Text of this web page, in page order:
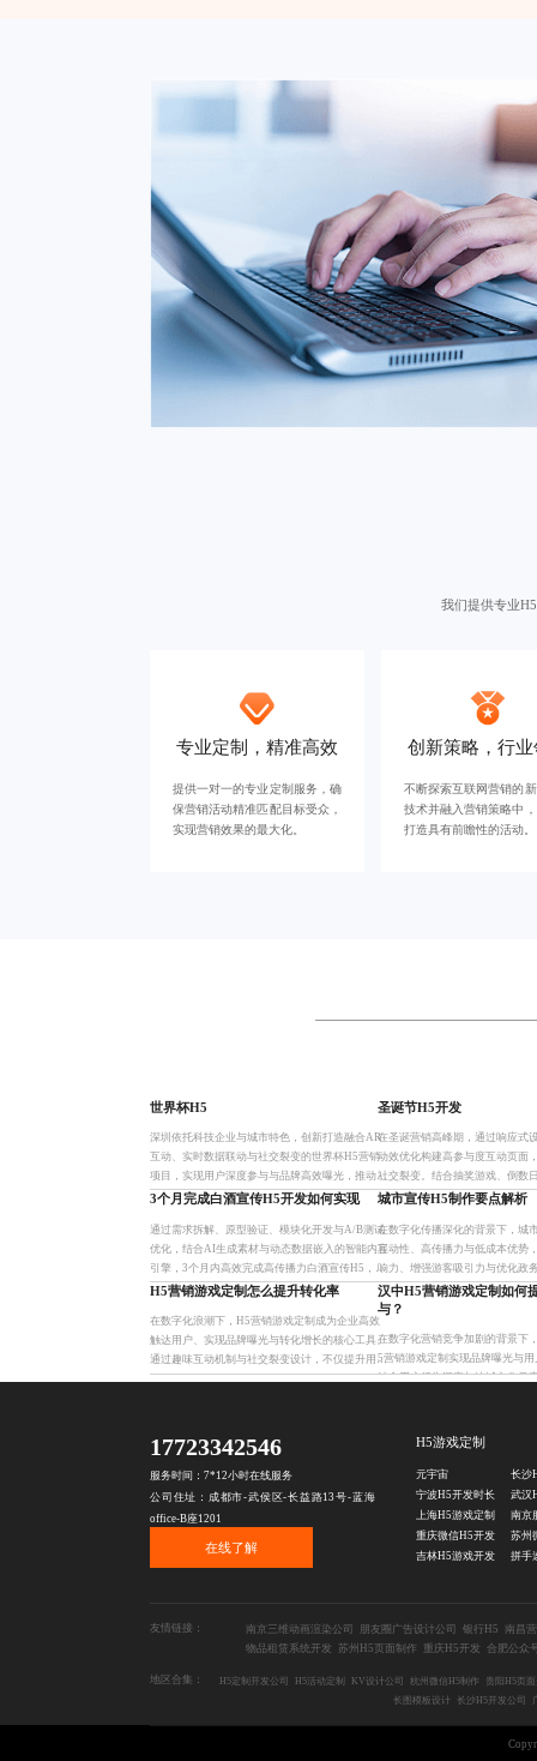
我们提供专业
专业定制，精准高效
提供一对一的专业定制服务，确
保营销活动精准匹配目标受众，
实现营销效果的最大化。
创新策略，行业
不断探索互联网营销的
技术并融入营销策略中
打造具有前瞻性的活动。
世界杯H5
深圳依托科技企业与城市特色，创新打造融合AR
互动、实时数据联动与社交裂变的世界杯H5营销
项目，实现用户深度参与与品牌高效曝光，推动体
育数字营销向沉浸式、本地化、可传播方向进化。
圣诞节H5开发
在圣诞营销高峰期，通过响应式
动效优化构建高参与度互动页面
社交裂变。结合抽奖游戏、倒数
主流形式，融合AR技术与个性化
3个月完成白酒宣传H5开发如何实现
通过需求拆解、原型验证、模块化开发与A/B测试
优化，结合AI生成素材与动态数据嵌入的智能内容
引擎，3个月内高效完成高传播力白酒宣传H5，实
现分享率提升40%、页面停留超90秒、线下参与度
城市宣传H5制作要点解析
在数字化传播深化的背景下，城
互动性、高传播力与低成本优势
响力、增强游客吸引力与优化政
体。通过故事化内容策划、精细
景传播适配，实现用户深度参
H5营销游戏定制怎么提升转化率
在数字化浪潮下，H5营销游戏定制成为企业高效
触达用户、实现品牌曝光与转化增长的核心工具。
通过趣味互动机制与社交裂变设计，不仅提升用户
参与度与粘性，更实现数据沉淀与精准运营，广泛
汉中H5营销游戏定制如何
与？
在数字化营销竞争加剧的背景下
5营销游戏定制实现品牌曝光与
结合用户行为洞察与地域文化元
17723342546
服务时间：7*12小时在线服务
公司住址：成都市-武侯区-长益路13号-蓝海
office-B座1201
在线了解
H5游戏定制
元宇宙
宁波H5开发时长
武汉
上海H5游戏定制
南京
重庆微信H5开发
苏州
吉林H5游戏开发
拼手
友情链接： 南京三维动画渲染公司 朋友圈广告设计公司 银行H5
南昌
物品租赁系统开发
苏州H5页面制作 重庆H5开发 合肥公众
地区合集： H5定制开发公司 H5活动定制 KV设计公司 杭州微信H5制作
贵阳H5页面
长图模板设计
长沙H5开发公司